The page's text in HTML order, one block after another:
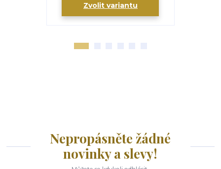
Zvolit variantu
Nepropásněte žádné
novinky a slevy!